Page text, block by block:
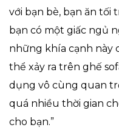
với bạn bè, bạn ăn tối
bạn có một giấc ngủ
những khía cạnh này
thể xảy ra trên ghế
dụng vô cùng quan
quá nhiều thời gian
cho bạn.”